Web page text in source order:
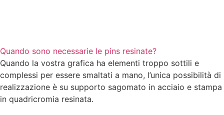
Quando sono necessarie le pins resinate?
Quando la vostra grafica ha elementi troppo sottili e
complessi per essere smaltati a mano, l’unica possibilità di
realizzazione è su supporto sagomato in acciaio e stampa
in quadricromia resinata.